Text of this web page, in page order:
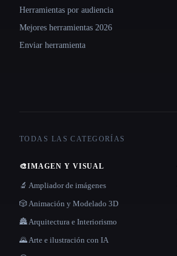
Herramientas por audiencia
Mejores herramientas 2026
Enviar herramienta
TODAS LAS CATEGORÍAS
🎨IMAGEN Y VISUAL
🔬 Ampliador de imágenes
🎲 Animación y Modelado 3D
🏯 Arquitectura e Interiorismo
🌄 Arte e ilustración con IA